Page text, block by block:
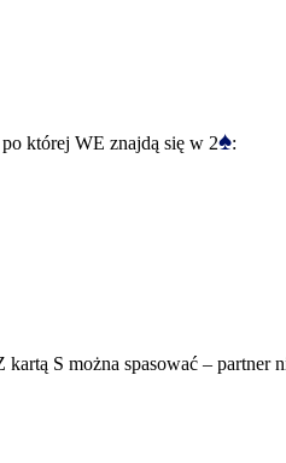
której WE znajdą się w 2♠:
kartą S można spasować – partner